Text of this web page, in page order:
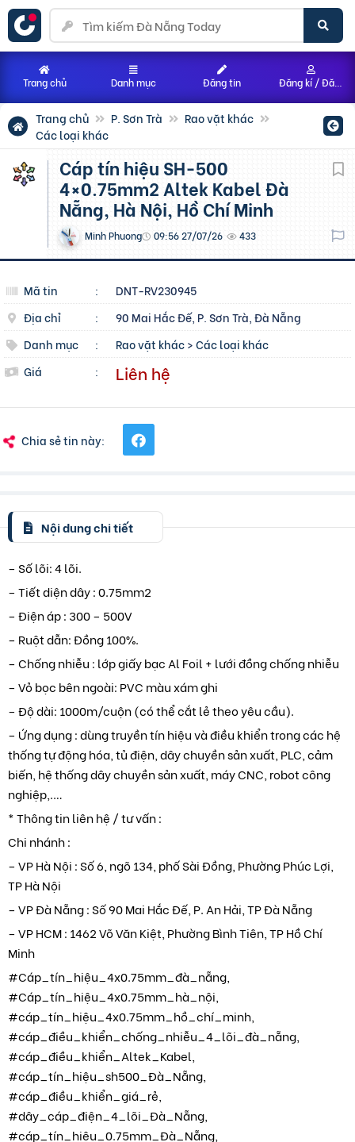
Trang chủ P. Sơn Trà
Rao vặt khác
Các loại khác
Cáp tín hiệu SH-500
4×0.75mm2 Altek Kabel Đà
Nẵng, Hà Nội, Hồ Chí Minh
Minh Phuong 09:56 27/07/26 433
Mã tin :
DNT-RV230945
Địa chỉ
:
90 Mai Hắc Đế, P. Sơn Trà, Đà Nẵng
Danh mục
: Rao vặt khác>Các loại khác
Giá
: Liên hệ
Chia sẻ tin này:
Nội dung chi tiết
– Số lõi: 4 lõi.
– Tiết diện dây : 0.75mm2
– Điện áp : 300 – 500V
– Ruột dẫn: Đồng 100%.
– Chống nhiễu : lớp giấy bạc Al Foil + lưới đồng chống nhiễu
– Vỏ bọc bên ngoài: PVC màu xám ghi
– Độ dài: 1000m/cuộn (có thể cắt lẻ theo yêu cầu).
– Ứng dụng : dùng truyền tín hiệu và điều khiển trong các hệ
thống tự động hóa, tủ điện, dây chuyền sản xuất, PLC, cảm
biến, hệ thống dây chuyền sản xuất, máy CNC, robot công
nghiệp,.…
* Thông tin liên hệ / tư vấn :
Chi nhánh :
– VP Hà Nội : Số 6, ngõ 134, phố Sài Đồng, Phường Phúc Lợi,
TP Hà Nội
– VP Đà Nẵng : Số 90 Mai Hắc Đế, P. An Hải, TP Đà Nẵng
– VP HCM : 1462 Võ Văn Kiệt, Phường Bình Tiên, TP Hồ Chí
Minh
#Cáp_tín_hiệu_4x0.75mm_đà_nẵng,
#Cáp_tín_hiệu_4x0.75mm_hà_nội,
#cáp_tín_hiệu_4x0.75mm_hồ_chí_minh,
#cáp_điều_khiển_chống_nhiễu_4_lõi_đà_nẵng,
#cáp_điều_khiển_Altek_Kabel,
#cáp_tín_hiệu_sh500_Đà_Nẵng,
#cáp_điều_khiển_giá_rẻ,
#dây_cáp_điện_4_lõi_Đà_Nẵng,
#cáp_tín_hiệu_0.75mm_Đà_Nẵng,
Trang chủ Danh mục Đăng tin